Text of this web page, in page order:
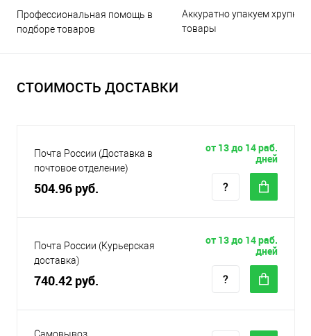
Профессиональная помощь в
подборе товаров
Аккуратно упакуем хрупкие
товары
СТОИМОСТЬ ДОСТАВКИ
Почта России (Доставка в
почтовое отделение)
504.96 руб.
от 13 до 14 раб.
дней
Почта России (Курьерская
доставка)
740.42 руб.
от 13 до 14 раб.
дней